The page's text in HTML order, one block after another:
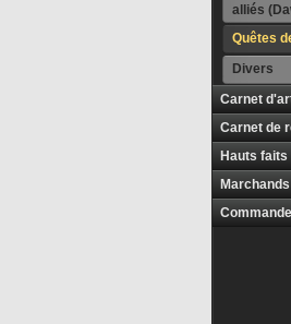
alliés
Quêtes
Divers
Carnet
Carnet de
Hauts faits
Marchands